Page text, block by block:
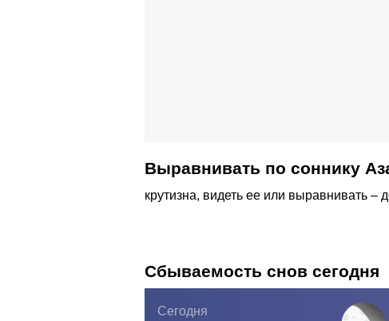
Выравнивать по соннику
крутизна, видеть ее или выравнивать –
Сбываемость снов сегодня
Сегодня